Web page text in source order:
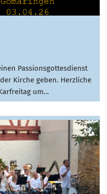
Passionsgottesdienst
Kirche geben. Herzliche
um…